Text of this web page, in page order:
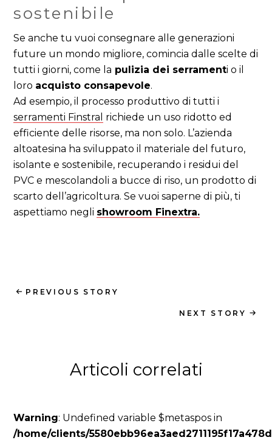
sostenibile
Se anche tu vuoi consegnare alle generazioni
future un mondo migliore, comincia dalle scelte di
tutti i giorni, come la pulizia dei serramenti o il
loro acquisto consapevole.
Ad esempio, il processo produttivo di tutti i
serramenti Finstral richiede un uso ridotto ed
efficiente delle risorse, ma non solo. L’azienda
altoatesina ha sviluppato il materiale del futuro,
isolante e sostenibile, recuperando i residui del
PVC e mescolandoli a bucce di riso, un prodotto di
scarto dell’agricoltura. Se vuoi saperne di più, ti
aspettiamo negli showroom Finextra.
PREVIOUS STORY
NEXT STORY
Articoli correlati
Warning: Undefined variable $metaspos in
/home/clients/